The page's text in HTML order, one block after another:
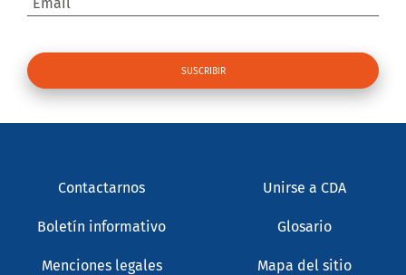
Contactarnos Unirse a CDA
Boletín informativo Glosario
Menciones legales Mapa del sitio